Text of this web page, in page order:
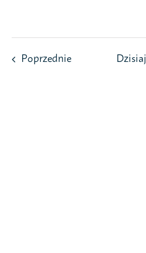
PoprzednieWydarzeniaDzisiaj